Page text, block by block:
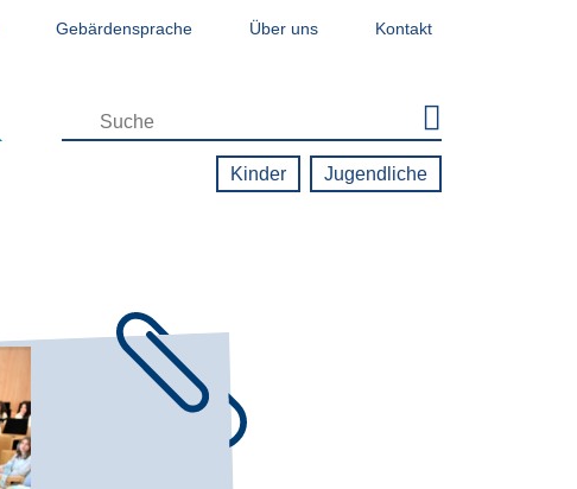
Gebärdensprache Über uns Kontakt
Zielgruppen-Navigation - Jugendseite
Kinder Jugendliche